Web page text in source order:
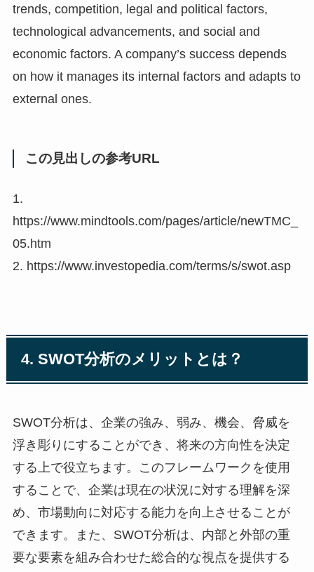
trends, competition, legal and political factors,
technological advancements, and social and
economic factors. A company’s success depends
on how it manages its internal factors and adapts to
external ones.
この見出しの参考URL
1.
https://www.mindtools.com/pages/article/newTMC_
05.htm
2. https://www.investopedia.com/terms/s/swot.asp
4. SWOT分析のメリットとは？
SWOT分析は、企業の強み、弱み、機会、脅威を
浮き彫りにすることができ、将来の方向性を決定
する上で役立ちます。このフレームワークを使用
することで、企業は現在の状況に対する理解を深
め、市場動向に対応する能力を向上させることが
できます。また、SWOT分析は、内部と外部の重
要な要素を組み合わせた総合的な視点を提供する